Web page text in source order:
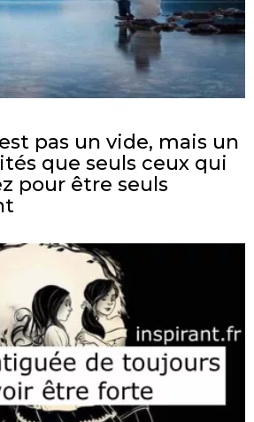
pas un vide, mais un
que seuls ceux qui
pour être seuls